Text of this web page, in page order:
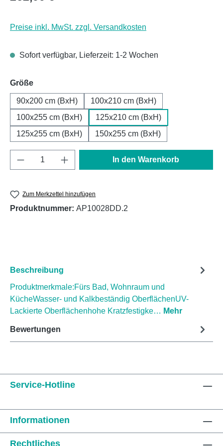
Preise inkl. MwSt. zzgl. Versandkosten
Sofort verfügbar, Lieferzeit: 1-2 Wochen
Größeauswählen
90x200 cm (BxH)
100x210 cm (BxH)
100x255 cm (BxH)
125x210 cm (BxH)
125x255 cm (BxH)
150x255 cm (BxH)
Produkt Anzahl: Gib den gewünschten
In den Warenkorb
Zum Merkzettel hinzufügen
Produktnummer: AP10028DD.2
Beschreibung
Produktmerkmale:Fürs Bad, Wohnraum und
KücheWasser- und Kalkbeständig OberflächenUV-
Lackierte Oberflächenhohe Kratzfestigke… Mehr
Bewertungen
Service-Hotline
Informationen
Rechtliches